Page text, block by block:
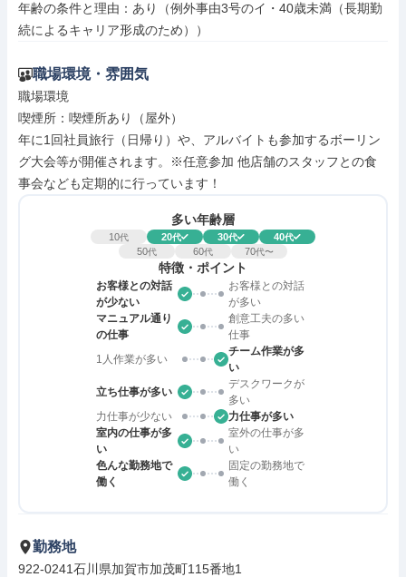
年齢の条件と理由：あり（例外事由3号のイ・40歳未満（長期勤
続によるキャリア形成のため））
職場環境・雰囲気
職場環境
喫煙所：喫煙所あり（屋外）
年に1回社員旅行（日帰り）や、アルバイトも参加するボーリン
グ大会等が開催されます。※任意参加 他店舗のスタッフとの食
事会なども定期的に行っています！
多い年齢層
10代 20代 30代 40代
50代 60代 70代〜
特徴・ポイント
お客様との対話
が少ない
お客様との対話
が多い
マニュアル通り
の仕事
創意工夫の多い
仕事
1人作業が多い
チーム作業が多
い
立ち仕事が多い
デスクワークが
多い
力仕事が少ない
力仕事が多い
室内の仕事が多
い
室外の仕事が多
い
色んな勤務地で
働く
固定の勤務地で
働く
勤務地
922-0241石川県加賀市加茂町115番地1